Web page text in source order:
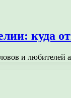
куда
и